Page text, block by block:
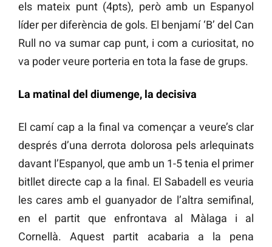
els mateix punt (4pts), però amb un Espanyol
líder per diferència de gols. El benjamí ‘B’ del Can
Rull no va sumar cap punt, i com a curiositat, no
va poder veure porteria en tota la fase de grups.
La matinal del diumenge, la decisiva
El camí cap a la final va començar a veure’s clar
després d’una derrota dolorosa pels arlequinats
davant l’Espanyol, que amb un 1-5 tenia el primer
bitllet directe cap a la final. El Sabadell es veuria
les cares amb el guanyador de l’altra semifinal,
en el partit que enfrontava al Màlaga i al
Cornellà. Aquest partit acabaria a la pena